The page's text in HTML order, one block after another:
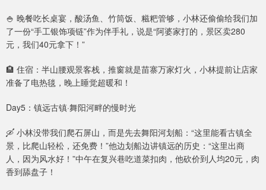
🍚 晚餐吃长桌宴，酸汤鱼、竹筒饭、糍粑管够，小林还偷偷给我们加
了一份“手工银饰项链”作为伴手礼，说是“阿婆家打的，景区卖280
元，我们40元拿下！”
🏨 住宿：半山腰观景客栈，推窗就是苗寨万家灯火，小林提前让店家
准备了电热毯，晚上睡觉超暖和！
Day5：镇远古镇·舞阳河畔的慢时光
🛶 小林没带我们爬石屏山，而是先去舞阳河划船：“这里能看古镇全
景，比爬山轻松，还免费！”他边划船边讲镇远的历史：“这里出商
人，因为风水好！”中午在复兴巷吃道菜扣肉，他砍价到人均20元，肉
香到舔盘子！